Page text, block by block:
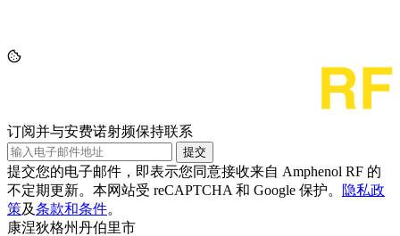
订阅并与安费诺射频保持联系
提交
提交您的电子邮件，即表示您同意接收来自 Amphenol RF 的
不定期更新。本网站受 reCAPTCHA 和 Google 保护。
隐私政
策及条款和条件。
康涅狄格州丹伯里市